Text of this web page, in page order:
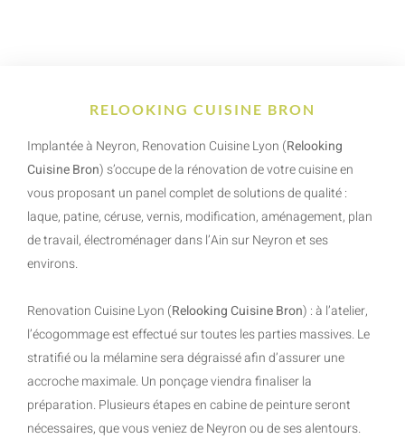
RELOOKING CUISINE BRON
Implantée à Neyron, Renovation Cuisine Lyon (Relooking
Cuisine Bron) s’occupe de la rénovation de votre cuisine en
vous proposant un panel complet de solutions de qualité :
laque, patine, céruse, vernis, modification, aménagement, plan
de travail, électroménager dans l’Ain sur Neyron et ses
environs.
Renovation Cuisine Lyon (Relooking Cuisine Bron) : à l’atelier,
l’écogommage est effectué sur toutes les parties massives. Le
stratifié ou la mélamine sera dégraissé afin d’assurer une
accroche maximale. Un ponçage viendra finaliser la
préparation. Plusieurs étapes en cabine de peinture seront
nécessaires, que vous veniez de Neyron ou de ses alentours.